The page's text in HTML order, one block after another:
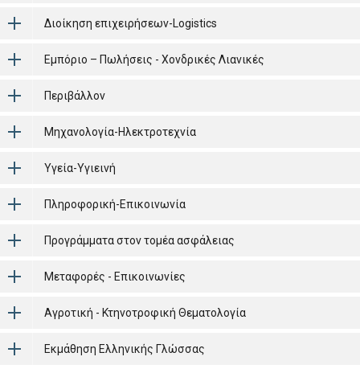
Διοίκηση επιχειρήσεων-Logistics
Εμπόριο – Πωλήσεις - Χονδρικές Λιανικές
Περιβάλλον
Μηχανολογία-Ηλεκτροτεχνία
Υγεία-Υγιεινή
Πληροφορική-Επικοινωνία
Προγράμματα στον τομέα ασφάλειας
Μεταφορές - Επικοινωνίες
Αγροτική - Κτηνοτροφική Θεματολογία
Εκμάθηση Ελληνικής Γλώσσας